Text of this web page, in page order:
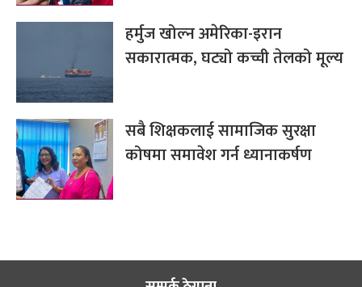
हर्मुज खोल्न अमेरिका-इरान
सकारात्मक, घट्यो कच्ची तेलको मूल्य
सबै शिक्षकलाई सामाजिक सुरक्षा
कोषमा समावेश गर्न ध्यानाकर्षण